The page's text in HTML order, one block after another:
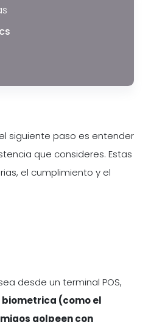
siguiente paso es entender
que consideres. Estas
el cumplimiento y el
desde un terminal POS,
(como el
golpeen con